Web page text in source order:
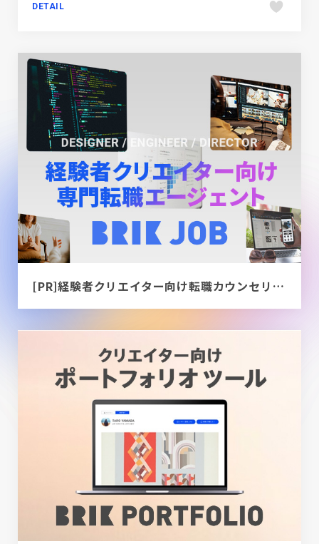
DETAIL
[PR]経験者クリエイター向け転職カウンセリング｜デザイナー / ディレクター / エンジニア